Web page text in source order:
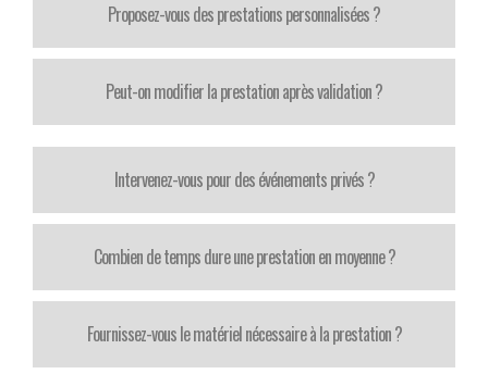
Proposez-vous des prestations personnalisées ?
Peut-on modifier la prestation après validation ?
Intervenez-vous pour des événements privés ?
Combien de temps dure une prestation en moyenne ?
Fournissez-vous le matériel nécessaire à la prestation ?